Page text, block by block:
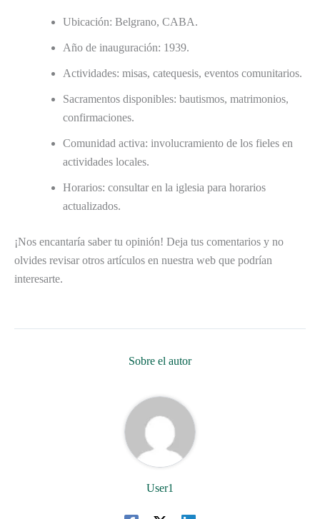
Ubicación: Belgrano, CABA.
Año de inauguración: 1939.
Actividades: misas, catequesis, eventos comunitarios.
Sacramentos disponibles: bautismos, matrimonios,
confirmaciones.
Comunidad activa: involucramiento de los fieles en
actividades locales.
Horarios: consultar en la iglesia para horarios
actualizados.
¡Nos encantaría saber tu opinión! Deja tus comentarios y no
olvides revisar otros artículos en nuestra web que podrían
interesarte.
Sobre el autor
User1